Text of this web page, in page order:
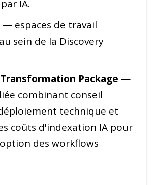
IA.
— espaces de travail
sein de la Discovery
Package —
combinant conseil
technique et
coûts d'indexation IA pour
des workflows